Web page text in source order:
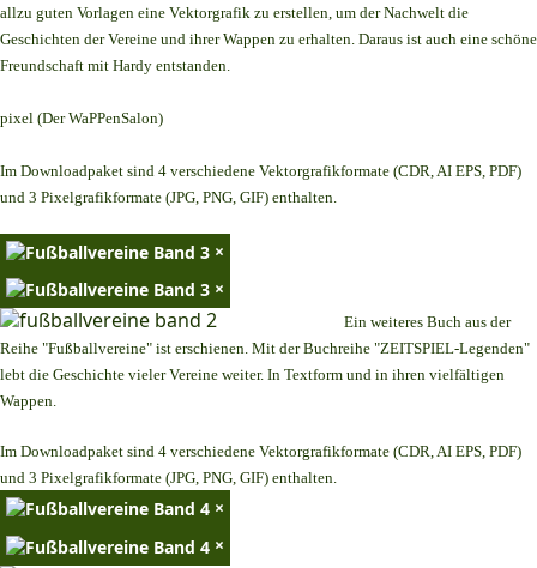
allzu guten Vorlagen eine Vektorgrafik zu erstellen, um der Nachwelt die
Geschichten der Vereine und ihrer Wappen zu erhalten. Daraus ist auch eine schöne
Freundschaft mit Hardy entstanden.
pixel (Der WaPPenSalon)
Im Downloadpaket sind 4 verschiedene Vektorgrafikformate (CDR, AI EPS, PDF)
und 3 Pixelgrafikformate (JPG, PNG, GIF) enthalten.
×
×
Ein weiteres Buch aus der
Reihe "Fußballvereine" ist erschienen. Mit der Buchreihe "ZEITSPIEL-Legenden"
lebt die Geschichte vieler Vereine weiter. In Textform und in ihren vielfältigen
Wappen.
Im Downloadpaket sind 4 verschiedene Vektorgrafikformate (CDR, AI EPS, PDF)
und 3 Pixelgrafikformate (JPG, PNG, GIF) enthalten.
×
×